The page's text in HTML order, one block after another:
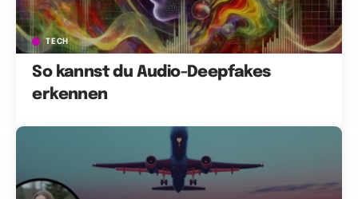
TECH
So kannst du Audio-Deepfakes
erkennen